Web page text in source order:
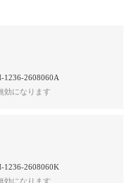
1236-2608060A
効になります
1236-2608060K
効になります